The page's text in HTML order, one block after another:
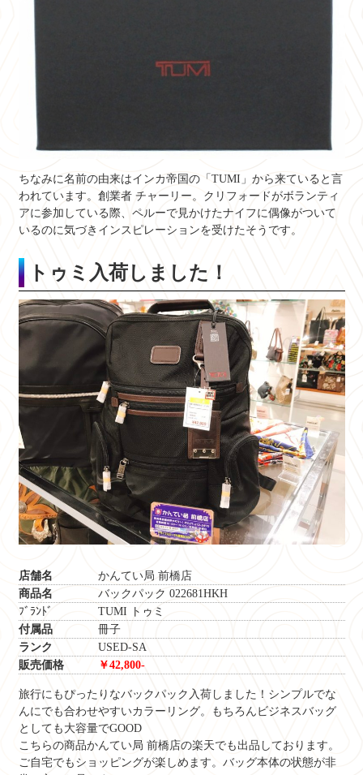
ちなみに名前の由来はインカ帝国の「TUMI」から来ていると言
われています。創業者 チャーリー。クリフォードがボランティ
アに参加している際、ペルーで見かけたナイフに偶像がついて
いるのに気づきインスピレーションを受けたそうです。
トゥミ入荷しました！
店舗名 かんてい局 前橋店
商品名 バックパック 022681HKH
ﾌﾞﾗﾝﾄﾞ TUMI トゥミ
付属品 冊子
ランク USED-SA
販売価格
￥42,800-
旅行にもぴったりなバックパック入荷しました！シンプルでな
んにでも合わせやすいカラーリング。もちろんビジネスバッグ
としても大容量でGOOD
こちらの商品かんてい局 前橋店の楽天でも出品しております。
ご自宅でもショッピングが楽しめます。バッグ本体の状態が非